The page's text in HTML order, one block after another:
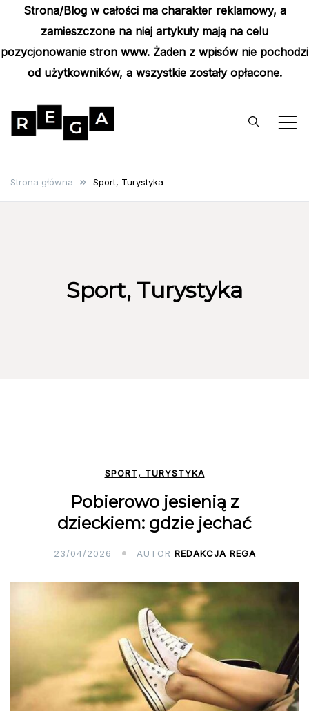
Strona/Blog w całości ma charakter reklamowy, a
zamieszczone na niej artykuły mają na celu
pozycjonowanie stron www. Żaden z wpisów nie pochodzi
od użytkowników, a wszystkie zostały opłacone.
content
Rega
Strona główna Sport, Turystyka
Sport, Turystyka
SPORT, TURYSTYKA
Pobierowo jesienią z
dzieckiem: gdzie jechać
23/04/2026 AUTOR REDAKCJA REGA